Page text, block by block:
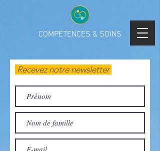
COMPÉTENCES & SOINS
Recevez notre newsletter